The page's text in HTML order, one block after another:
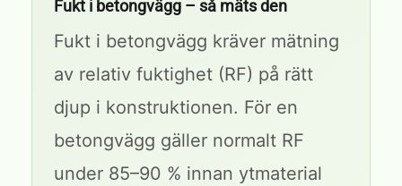
Fukt i betongvägg – så mäts den
Fukt i betongvägg kräver mätning
av relativ fuktighet (RF) på rätt
djup i konstruktionen. För en
betongvägg gäller normalt RF
under 85–90 % innan ytmaterial